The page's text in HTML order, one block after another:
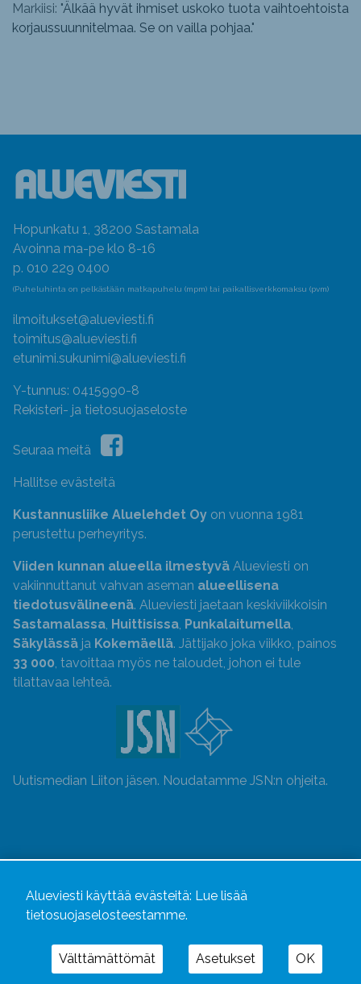
Markiisi: "Älkää hyvät ihmiset uskoko tuota vaihtoehtoista
korjaussuunnitelmaa. Se on vailla pohjaa."
Hopunkatu 1, 38200 Sastamala
Avoinna ma-pe klo 8-16
p. 010 229 0400
(Puheluhinta on pelkästään matkapuhelu (mpm) tai paikallisverkkomaksu (pvm)
ilmoitukset@alueviesti.fi
toimitus@alueviesti.fi
etunimi.sukunimi@alueviesti.fi
Y-tunnus: 0415990-8
Rekisteri- ja tietosuojaseloste
Seuraa meitä
Hallitse evästeitä
Kustannusliike Aluelehdet Oy on vuonna 1981
perustettu perheyritys.
Viiden kunnan alueella ilmestyvä Alueviesti on
vakiinnuttanut vahvan aseman alueellisena
tiedotusvälineenä. Alueviesti jaetaan keskiviikkoisin
Sastamalassa, Huittisissa, Punkalaitumella,
Säkylässä ja Kokemäellä. Jättijako joka viikko, painos
33 000, tavoittaa myös ne taloudet, johon ei tule
tilattavaa lehteä.
Uutismedian Liiton jäsen. Noudatamme JSN:n ohjeita.
Alueviesti käyttää evästeitä: Lue lisää
tietosuojaselosteestamme.
Välttämättömät Asetukset OK